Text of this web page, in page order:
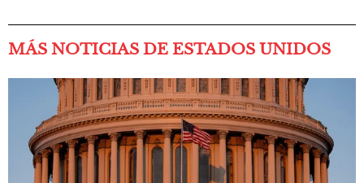
MÁS NOTICIAS DE ESTADOS UNIDOS